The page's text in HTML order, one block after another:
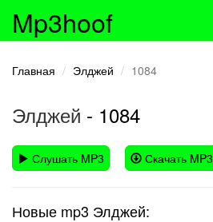
Mp3hoof
Главная Элджей 1084
Элджей - 1084
Слушать MP3 Скачать MP3
Новые mp3 Элджей: